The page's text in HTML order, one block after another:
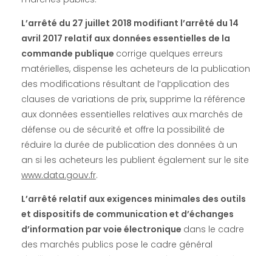
o
i
r
e
a
u
1
L’arrêté du 27 juillet 2018 modifiant l’arrêté du 14
avril 2017 relatif aux données essentielles de la
commande publique corrige quelques erreurs
matérielles, dispense les acheteurs de la publication
des modifications résultant de l’application des
clauses de variations de prix, supprime la référence
aux données essentielles relatives aux marchés de
défense ou de sécurité et offre la possibilité de
réduire la durée de publication des données à un
an si les acheteurs les publient également sur le site
www.data.gouv.fr.
L’arrêté relatif aux exigences minimales des outils
et dispositifs de communication et d’échanges
d’information par voie électronique dans le cadre
des marchés publics pose le cadre général